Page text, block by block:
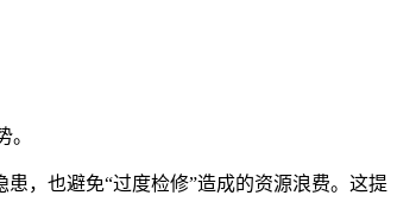
，也避免“过度检修”造成的资源浪费。这提